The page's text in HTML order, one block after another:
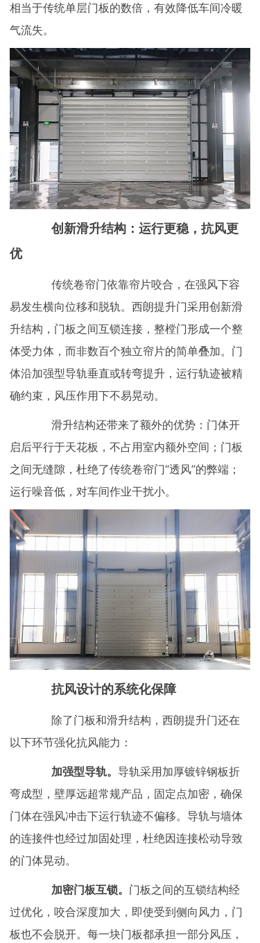
相当于传统单层门板的数倍，有效降低车间冷暖
气流失。
创新滑升结构：运行更稳，抗风更
优
传统卷帘门依靠帘片咬合，在强风下容
易发生横向位移和脱轨。西朗提升门采用创新滑
升结构，门板之间互锁连接，整樘门形成一个整
体受力体，而非数百个独立帘片的简单叠加。门
体沿加强型导轨垂直或转弯提升，运行轨迹被精
确约束，风压作用下不易晃动。
滑升结构还带来了额外的优势：门体开
启后平行于天花板，不占用室内额外空间；门板
之间无缝隙，杜绝了传统卷帘门“透风”的弊端；
运行噪音低，对车间作业干扰小。
抗风设计的系统化保障
除了门板和滑升结构，西朗提升门还在
以下环节强化抗风能力：
加强型导轨。 导轨采用加厚镀锌钢板折
弯成型，壁厚远超常规产品，固定点加密，确保
门体在强风冲击下运行轨迹不偏移。导轨与墙体
的连接件也经过加固处理，杜绝因连接松动导致
的门体晃动。
加密门板互锁。 门板之间的互锁结构经
过优化，咬合深度加大，即使受到侧向风力，门
板也不会脱开。每一块门板都承担一部分风压，